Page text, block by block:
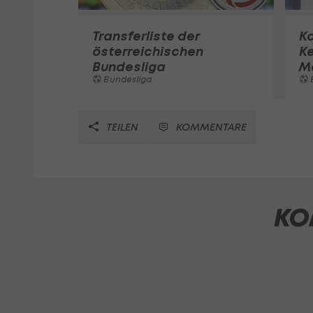
Transferliste der
österreichischen
Bundesliga
Bundesliga
TEILEN KOMMENTARE